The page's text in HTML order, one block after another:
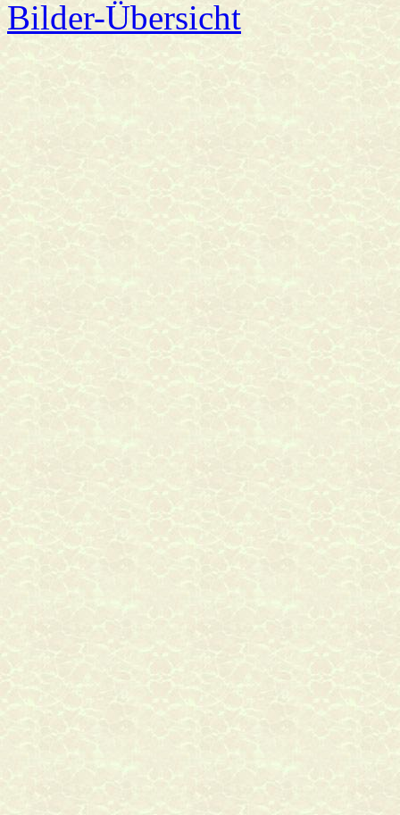
Bilder-Übersicht